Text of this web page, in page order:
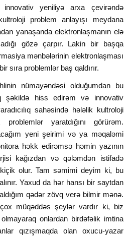
yeniliyə arxa çevirəndə
problem anlayışı meydana
yanaşanda elektronlaşmanın elə
gözə çarpır. Lakin bir başqa
mənbələrinin elektronlaşması
sıra problemlər baş qaldırır.
nümayəndəsi olduğumdan bu
şəkildə hiss edirəm və innovativ
sahəsində hələlik kultroloji
problemlər yaratdığını görürəm.
yeni şeirimi və ya məqaləmi
həkk edirəmsə həmin yazının
kağızdan və qələmdən istifadə
olur. Tam səmimi deyim ki, bu
Yaxud da hər hansı bir saytdan
qədər zövq verə bilmir mənə.
müqəddəs şeylər vardır ki, biz
olmayaraq onlardan birdəfəlik imtina
qızışmaqda olan oxucu-yazar